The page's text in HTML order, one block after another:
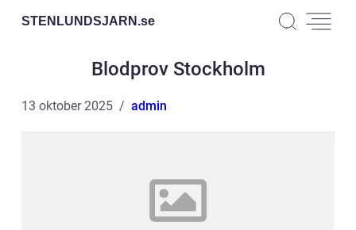
STENLUNDSJARN.se
Blodprov Stockholm
13 oktober 2025 admin